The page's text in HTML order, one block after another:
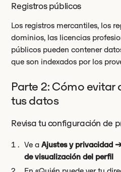
Registros públicos
Los registros mercantiles, los
dominios, las licencias
públicos pueden contener
que son indexados por los
Parte 2: Cómo evitar
tus datos
Revisa tu configuración de
Ve aAjustes y privacidad
de visualización del perfil